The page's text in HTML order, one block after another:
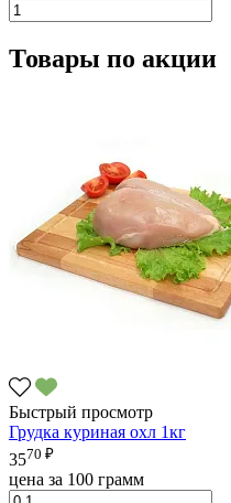
Товары по акции
Быстрый просмотр
Грудка куриная охл 1кг
3570 ₽
цена за 100 грамм